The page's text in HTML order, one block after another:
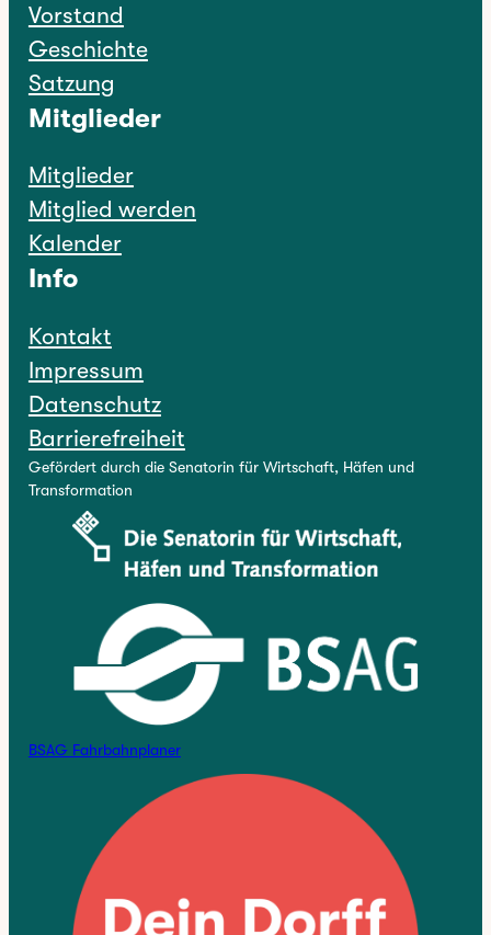
Vorstand
Geschichte
Satzung
Mitglieder
Mitglieder
Mitglied werden
Kalender
Info
Kontakt
Impressum
Datenschutz
Barrierefreiheit
Gefördert durch die Senatorin für Wirtschaft, Häfen und
Transformation
BSAG Fahrbahnplaner